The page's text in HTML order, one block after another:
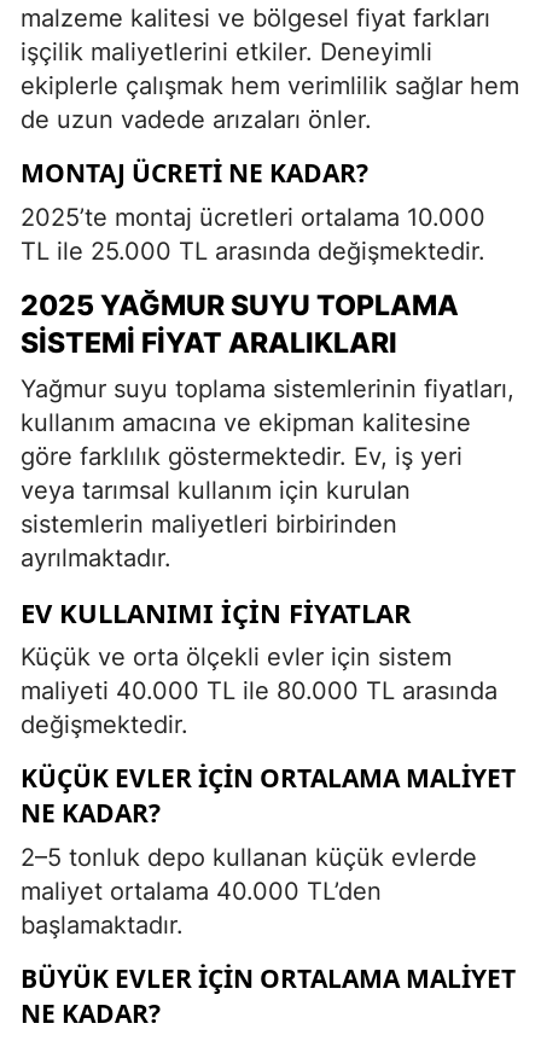
malzeme kalitesi ve bölgesel fiyat farkları
işçilik maliyetlerini etkiler. Deneyimli
ekiplerle çalışmak hem verimlilik sağlar hem
de uzun vadede arızaları önler.
MONTAJ ÜCRETI NE KADAR?
2025’te montaj ücretleri ortalama 10.000
TL ile 25.000 TL arasında değişmektedir.
2025 YAĞMUR SUYU TOPLAMA
SISTEMI FIYAT ARALIKLARI
Yağmur suyu toplama sistemlerinin fiyatları,
kullanım amacına ve ekipman kalitesine
göre farklılık göstermektedir. Ev, iş yeri
veya tarımsal kullanım için kurulan
sistemlerin maliyetleri birbirinden
ayrılmaktadır.
EV KULLANIMI İÇIN FIYATLAR
Küçük ve orta ölçekli evler için sistem
maliyeti 40.000 TL ile 80.000 TL arasında
değişmektedir.
KÜÇÜK EVLER İÇIN ORTALAMA MALIYET
NE KADAR?
2–5 tonluk depo kullanan küçük evlerde
maliyet ortalama 40.000 TL’den
başlamaktadır.
BÜYÜK EVLER İÇIN ORTALAMA MALIYET
NE KADAR?